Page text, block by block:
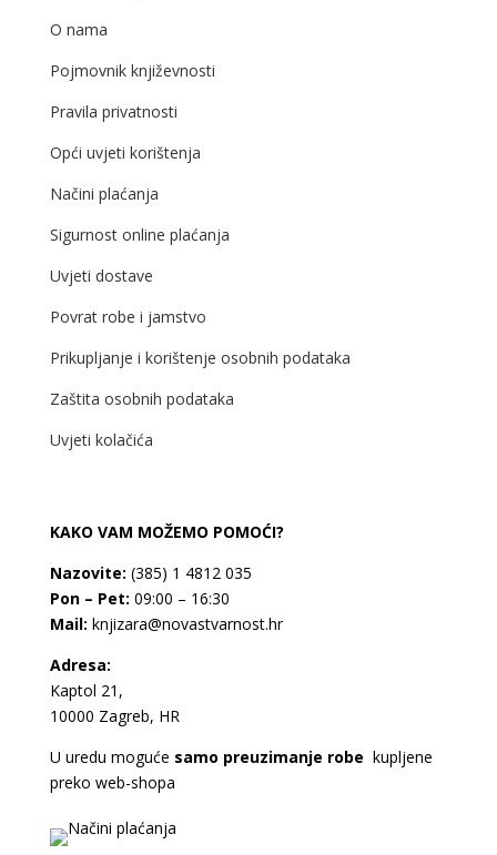
O nama
Pojmovnik književnosti
Pravila privatnosti
Opći uvjeti korištenja
Načini plaćanja
Sigurnost online plaćanja
Uvjeti dostave
Povrat robe i jamstvo
Prikupljanje i korištenje osobnih podataka
Zaštita osobnih podataka
Uvjeti kolačića
KAKO VAM MOŽEMO POMOĆI?
Nazovite: (385) 1 4812 035
Pon – Pet: 09:00 – 16:30
Mail: knjizara@novastvarnost.hr
Adresa:
Kaptol 21,
10000 Zagreb, HR
U uredu moguće samo preuzimanje robe kupljene
preko web-shopa